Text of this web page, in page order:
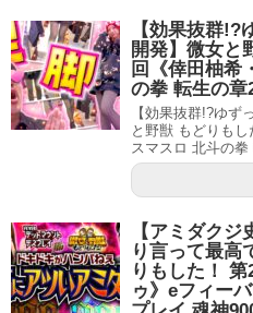
【効果抜群!?
開発】微女と
回《倖田柚希
の拳 転生の
【効果抜群!?ゆず
と野獣 もどりもし
スマスロ 北斗の拳
【アミダク
り言って最高
りもした！
ゥ》eフィー